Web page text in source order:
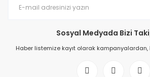
Sosyal Medyada Bizi
Haber listemize kayıt olarak